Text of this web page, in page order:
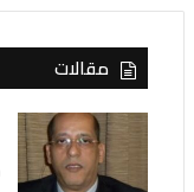
مقالات